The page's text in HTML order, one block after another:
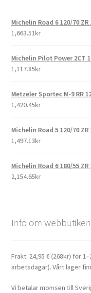
Michelin Road 6 120/70
1,663.51kr
Michelin Pilot Power 2CT
1,117.85kr
Metzeler Sportec M-9 RR
1,420.45kr
Michelin Road 5 120/70
1,497.13kr
Michelin Road 6 180/55
2,154.65kr
Info om webbutiken
Frakt: 24,95 € (268kr) för
arbetsdagar). Vårt lager
Vi betalar momsen till